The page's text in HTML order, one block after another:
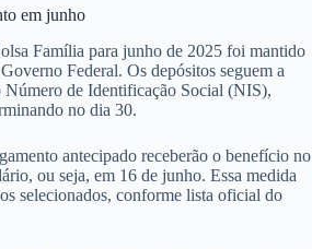
em junho
Família para junho de 2025 foi mantido
Federal. Os depósitos seguem a
de Identificação Social (NIS),
no dia 30.
antecipado receberão o benefício no
ou seja, em 16 de junho. Essa medida
selecionados, conforme lista oficial do